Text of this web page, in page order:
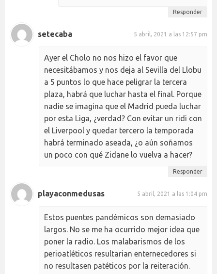
Responder
setecaba 5 abril, 2021 a las 12:57 pm
Ayer el Cholo no nos hizo el favor que
necesitábamos y nos deja al Sevilla del Llobu
a 5 puntos lo que hace peligrar la tercera
plaza, habrá que luchar hasta el final. Porque
nadie se imagina que el Madrid pueda luchar
por esta Liga, ¿verdad? Con evitar un ridi con
el Liverpool y quedar tercero la temporada
habrá terminado aseada, ¿o aún soñamos
un poco con qué Zidane lo vuelva a hacer?
Responder
playaconmedusas 5 abril, 2021 a las 1:04 pm
Estos puentes pandémicos son demasiado
largos. No se me ha ocurrido mejor idea que
poner la radio. Los malabarismos de los
perioatléticos resultarian enternecedores si
no resultasen patéticos por la reiteración.